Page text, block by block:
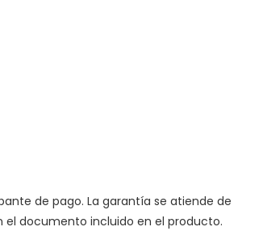
de pago. La garantía se atiende de
documento incluido en el producto.